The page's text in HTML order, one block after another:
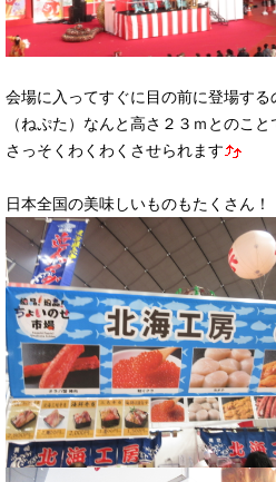
会場に入ってすぐに目の前に登場す
（ねぷた）なんと高さ２３ｍとのこと
さっそくわくわくさせられます
日本全国の美味しいものもたくさん！